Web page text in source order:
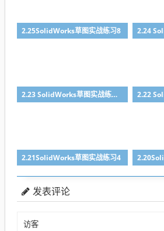
2.25SolidWorks草图实战练习8
2.23 SolidWorks草图实战练习6
2.21SolidWorks草图实战练习4
发表评论